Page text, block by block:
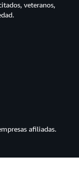
veteranos,
afiliadas.